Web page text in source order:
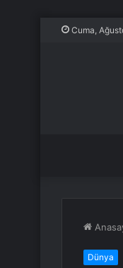
Cuma,
Dünya